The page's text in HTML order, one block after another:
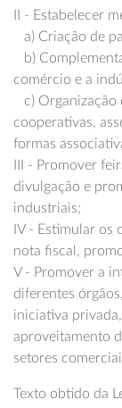
II - Estabelecer
a) Criação de
b)
comércio e a
c) Organização
cooperativas,
formas
III - Promover
divulgação e
industriais;
IV - Estimular os
nota fiscal,
V - Promover a
diferentes
iniciativa
aproveitamento
setores
Texto obtido da